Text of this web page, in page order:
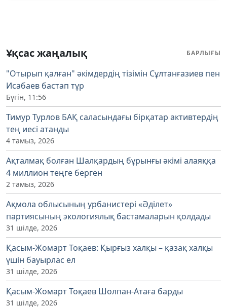
Ұқсас жаңалық БАРЛЫҒЫ
"Отырып қалған" әкімдердің тізімін Сұлтанғазиев пен
Исабаев бастап тұр
Бүгін, 11:56
Тимур Турлов БАҚ саласындағы бірқатар активтердің
тең иесі атанды
4 тамыз, 2026
Ақталмақ болған Шалқардың бұрынғы әкімі алаяққа
4 миллион теңге берген
2 тамыз, 2026
Ақмола облысының урбанистері «Әділет»
партиясының экологиялық бастамаларын қолдады
31 шілде, 2026
Қасым-Жомарт Тоқаев: Қырғыз халқы – қазақ халқы
үшін бауырлас ел
31 шілде, 2026
Қасым-Жомарт Тоқаев Шолпан-Атаға барды
31 шілде, 2026